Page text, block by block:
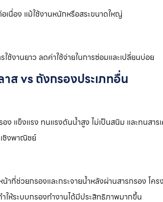
เนื่อง แม้ใช้งานหนักหรือสระขนาดใหญ่
ช้งานยาว ลดค่าใช้จ่ายในการซ่อมและเปลี่ยนบ่อย
ส vs ถังกรองประเภทอื่น
ง แข็งแรง ทนแรงดันน้ำสูง ไม่เป็นสนิม และทนสาร
เชิงพาณิชย์
ที่ช่วยกรองและกระจายน้ำหลังผ่านสารกรอง โคร
ห้ระบบกรองทำงานได้มีประสิทธิภาพมากขึ้น